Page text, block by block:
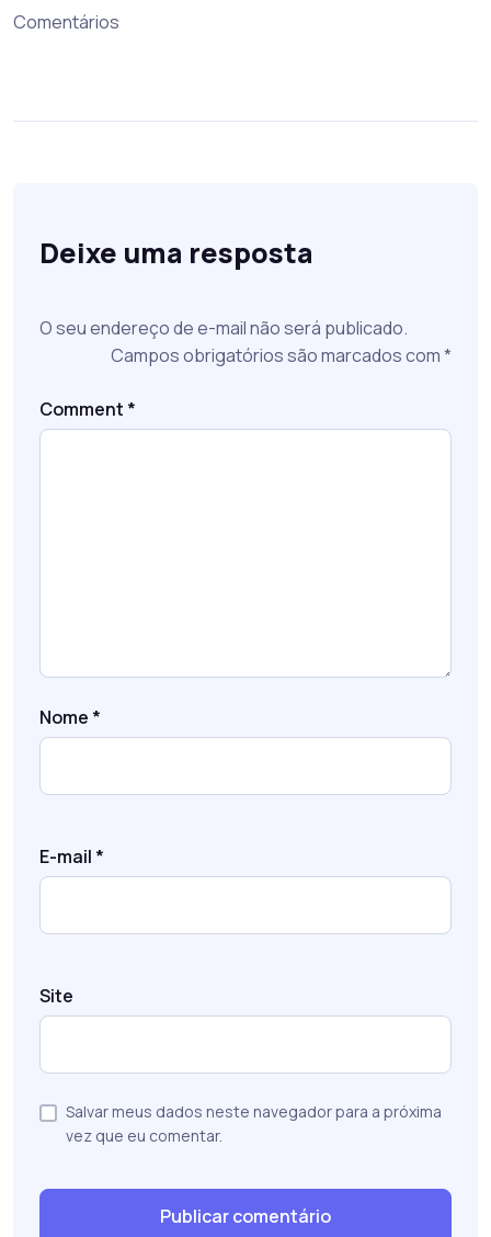
Comentários
Deixe uma resposta
O seu endereço de e-mail não será publicado.
Campos obrigatórios são marcados com*
Comment *
Nome *
E-mail *
Site
Salvar meus dados neste navegador para a próxima
vez que eu comentar.